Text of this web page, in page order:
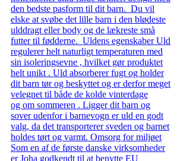
den bedste pasform til dit barn. Du vil
elske at svøbe det lille barn i den blødeste
ulddragt eller body og de lækreste små
futter til fødderne. Uldens egenskaber Uld
regulerer helt naturligt temperaturen med
sin isoleringsevne , hvilket gør produktet
helt unikt . Uld absorberer fugt og holder
dit barn tør og beskyttet og er derfor meget
velegnet til både de kolde vinterdage
og om sommeren . Ligger dit barn og
sover udenfor i barnevogn er uld en godt
valg, da det transporterer sveden og barnet
holdes tørt og varmt. Omsorg for miljøet
Som en af de første danske virksomheder
er Joha godkendt til at benytte EU